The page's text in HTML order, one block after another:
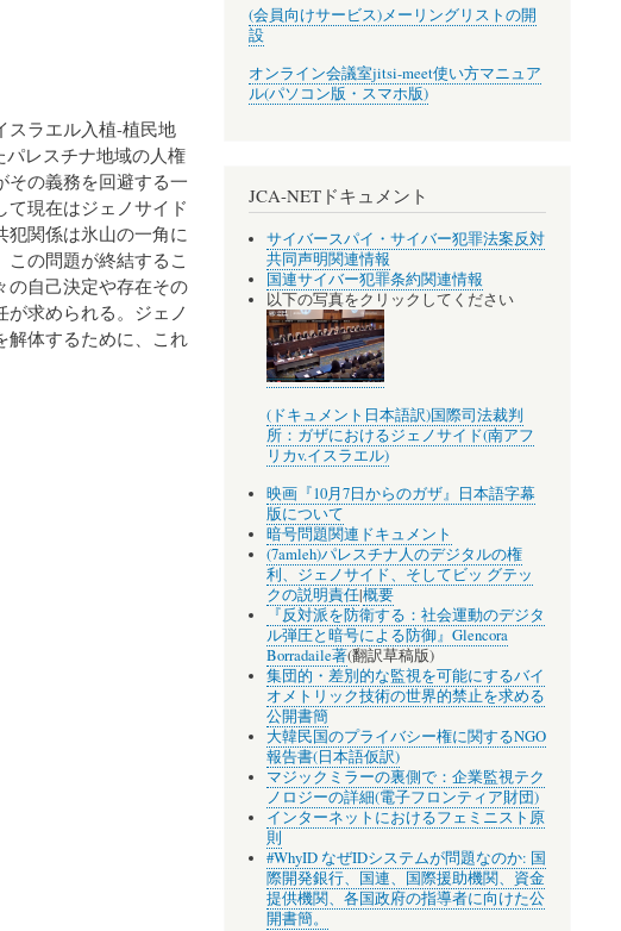
スラエル入植-植民地
パレスチナ地域の人権
その義務を回避する一
現在はジェノサイド
犯関係は氷山の一角に
の問題が終結するこ
の自己決定や存在その
求められる。ジェノ
解体するために、これ
(会員向けサービス)メーリングリストの開
設
オンライン会議室jitsi-meet使い方マニュア
ル(パソコン版・スマホ版)
JCA-NETドキュメント
サイバースパイ・サイバー犯罪法案反対
共同声明関連情報
国連サイバー犯罪条約関連情報
以下の写真をクリックしてください
(ドキュメント日本語訳)国際司法裁判
所：ガザにおけるジェノサイド(南アフ
リカv.イスラエル)
映画『10月7日からのガザ』日本語字幕
版について
暗号問題関連ドキュメント
(7amleh)パレスチナ人のデジタルの権
利、ジェノサイド、そしてビッ グテッ
クの説明責任|概要
『反対派を防衛する：社会運動のデジタ
ル弾圧と暗号による防御』Glencora
Borradaile著(翻訳草稿版)
集団的・差別的な監視を可能にするバイ
オメトリック技術の世界的禁止を求める
公開書簡
大韓民国のプライバシー権に関するNGO
報告書(日本語仮訳)
マジックミラーの裏側で：企業監視テク
ノロジーの詳細(電子フロンティア財団)
インターネットにおけるフェミニスト原
則
#WhyID なぜIDシステムが問題なのか: 国
際開発銀行、国連、国際援助機関、資金
提供機関、各国政府の指導者に向けた公
開書簡。